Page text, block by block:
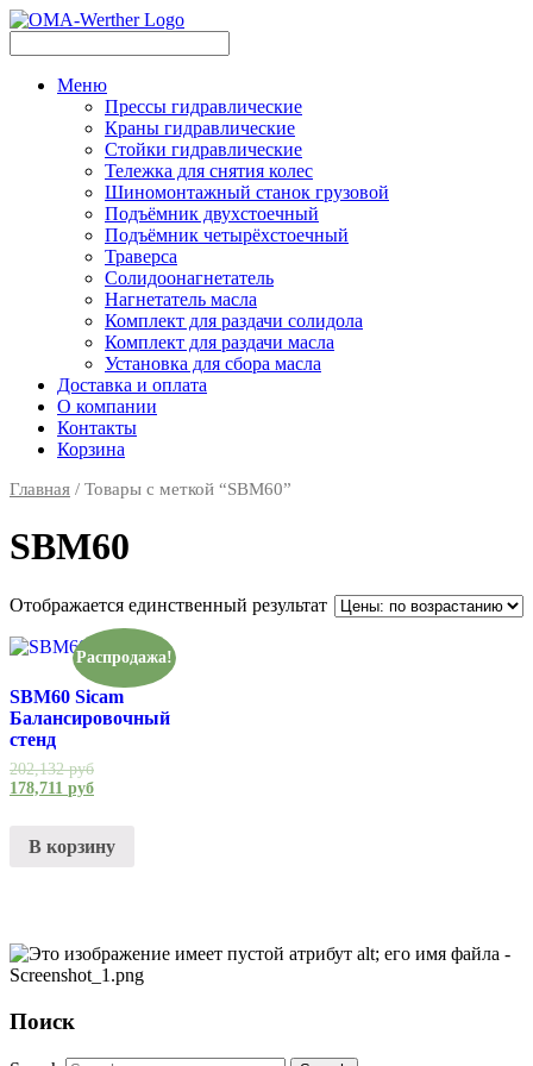
Меню
Прессы гидравлические
Краны гидравлические
Стойки гидравлические
Тележка для снятия колес
Шиномонтажный станок грузовой
Подъёмник двухстоечный
Подъёмник четырёхстоечный
Траверса
Солидоонагнетатель
Нагнетатель масла
Комплект для раздачи солидола
Комплект для раздачи масла
Установка для сбора масла
Доставка и оплата
О компании
Контакты
Корзина
Главная / Товары с меткой “SBM60”
SBM60
Отображается единственный результат
Распродажа!
SBM60 Sicam
Балансировочный
стенд
202,132руб
178,711 руб
В корзину
Поиск